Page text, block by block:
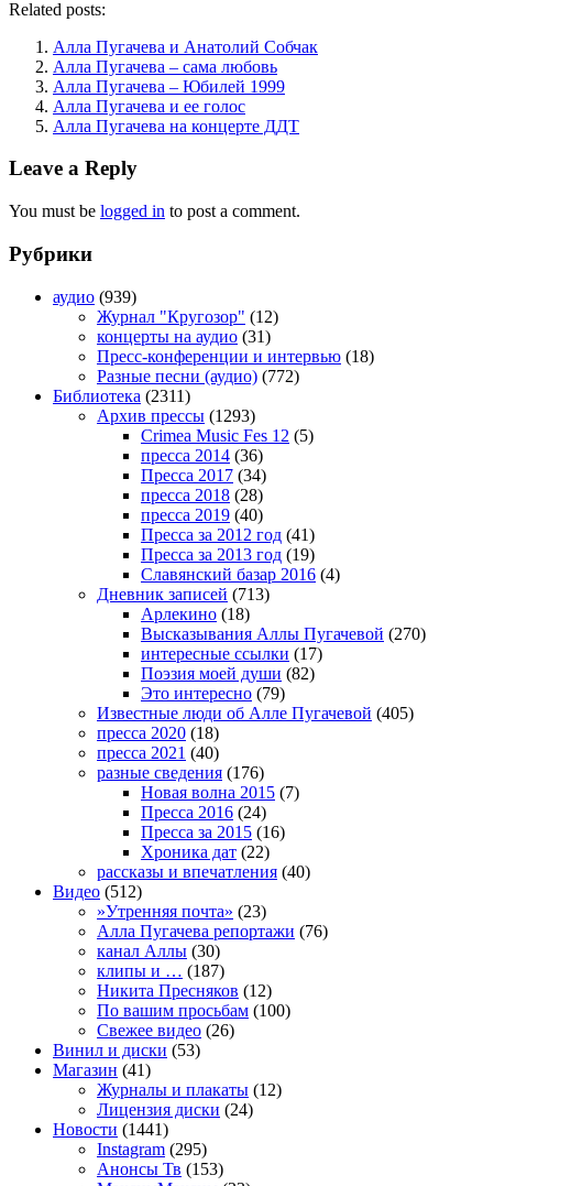
Related posts:
Алла Пугачева и Анатолий Собчак
Алла Пугачева – сама любовь
Алла Пугачева – Юбилей 1999
Алла Пугачева и ее голос
Алла Пугачева на концерте ДДТ
Leave a Reply
You must be logged in to post a comment.
Рубрики
аудио (939)
Журнал "Кругозор" (12)
концерты на аудио (31)
Пресс-конференции и интервью (18)
Разные песни (аудио) (772)
Библиотека (2311)
Архив прессы (1293)
Crimea Music Fes 12 (5)
пресса 2014 (36)
Пресса 2017 (34)
пресса 2018 (28)
пресса 2019 (40)
Пресса за 2012 год (41)
Пресса за 2013 год (19)
Славянский базар 2016 (4)
Дневник записей (713)
Арлекино (18)
Высказывания Аллы Пугачевой (270)
интересные ссылки (17)
Поэзия моей души (82)
Это интересно (79)
Известные люди об Алле Пугачевой (405)
пресса 2020 (18)
пресса 2021 (40)
разные сведения (176)
Новая волна 2015 (7)
Пресса 2016 (24)
Пресса за 2015 (16)
Хроника дат (22)
рассказы и впечатления (40)
Видео (512)
»Утренняя почта» (23)
Алла Пугачева репортажи (76)
канал Аллы (30)
клипы и … (187)
Никита Пресняков (12)
По вашим просьбам (100)
Свежее видео (26)
Винил и диски (53)
Магазин (41)
Журналы и плакаты (12)
Лицензия диски (24)
Новости (1441)
Instagram (295)
Анонсы Тв (153)